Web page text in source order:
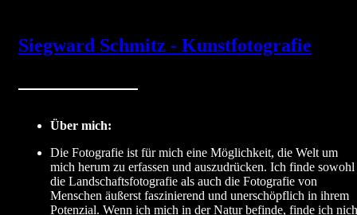
Siegward Schmitz - Kunstfotografie
Über mich:
Die Fotografie ist für mich eine Möglichkeit, die Welt um
mich herum zu erfassen und auszudrücken. Ich finde sowohl
die Landschaftsfotografie als auch die Fotografie von
Menschen äußerst faszinierend und unerschöpflich in ihrem
Potenzial. Wenn ich mich in der Natur befinde, finde ich